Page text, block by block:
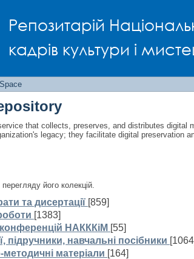
Репозитарій
кадрів культури і
that collects, preserves, and distributes digital
legacy; they facilitate digital preservation
його колекцій.
та дисертації [859]
[1383]
НАКККіМ [55]
підручники, навчальні посібники
матеріали [164]